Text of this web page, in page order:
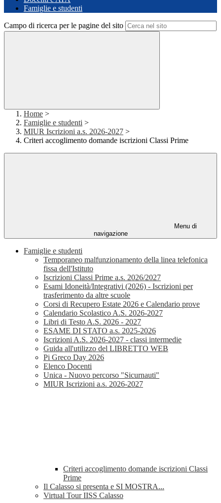
Famiglie e studenti
Campo di ricerca per le pagine del sito
Home >
Famiglie e studenti >
MIUR Iscrizioni a.s. 2026-2027 >
Criteri accoglimento domande iscrizioni Classi Prime
Menu di
navigazione
Famiglie e studenti
Temporaneo malfunzionamento della linea telefonica
fissa dell'Istituto
Iscrizioni Classi Prime a.s. 2026/2027
Esami Idoneità/Integrativi (2026) - Iscrizioni per
trasferimento da altre scuole
Corsi di Recupero Estate 2026 e Calendario prove
Calendario Scolastico A.S. 2026-2027
Libri di Testo A.S. 2026 - 2027
ESAME DI STATO a.s. 2025-2026
Iscrizioni A.S. 2026-2027 - classi intermedie
Guida all'utilizzo del LIBRETTO WEB
Pi Greco Day 2026
Elenco Docenti
Unica - Nuovo percorso "Sicurnauti"
MIUR Iscrizioni a.s. 2026-2027
Criteri accoglimento domande iscrizioni Classi
Prime
Il Calasso si presenta e SI MOSTRA...
Virtual Tour IISS Calasso